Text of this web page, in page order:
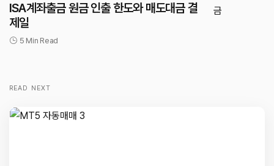
ISA계좌출금 원금 인출 한도와 매도대금 결
제일
5 Min Read
READ NEXT